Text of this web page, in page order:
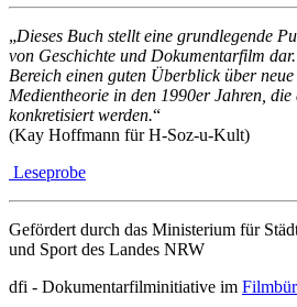
„Dieses Buch stellt eine grundlegende
von Geschichte und Dokumentarfilm
Bereich einen guten Überblick über
Medientheorie in den 1990er Jahren,
konkretisiert werden.“
(Kay Hoffmann für H-Soz-u-Kult)
Leseprobe
Gefördert durch das Ministerium für
und Sport des Landes NRW
dfi - Dokumentarfilminitiative im